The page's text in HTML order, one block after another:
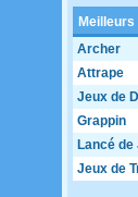
Archer
Attrape
Jeux de
Grappin
Lancé
Jeux de